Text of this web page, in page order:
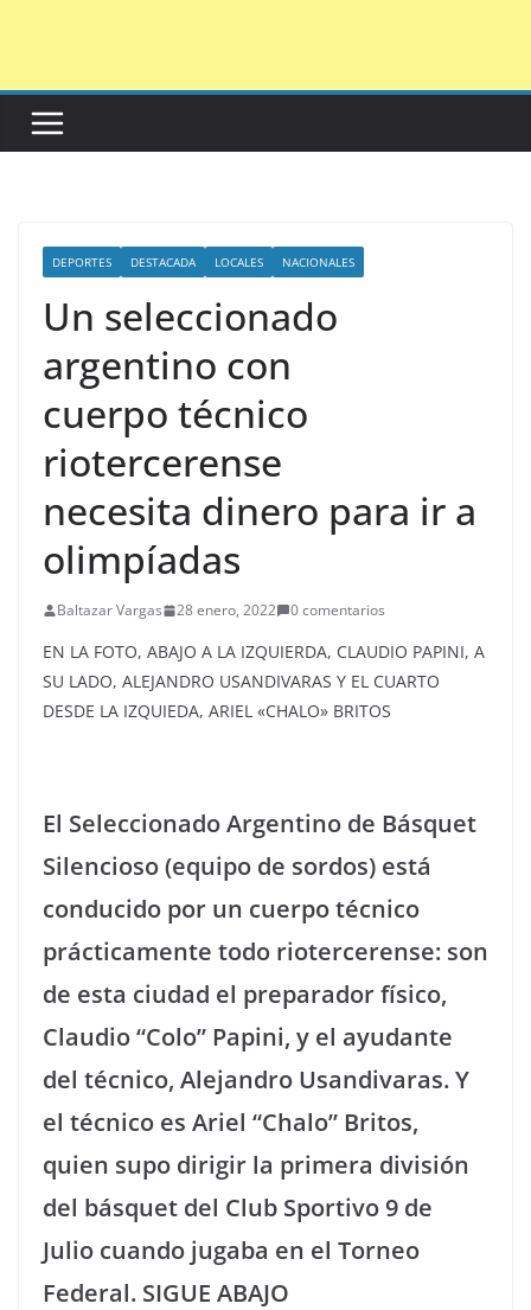
DEPORTES DESTACADA LOCALES NACIONALES
Un seleccionado
argentino con
cuerpo técnico
riotercerense
necesita dinero para ir a
olimpíadas
Baltazar Vargas 28 enero, 2022 0 comentarios
EN LA FOTO, ABAJO A LA IZQUIERDA, CLAUDIO PAPINI, A
SU LADO, ALEJANDRO USANDIVARAS Y EL CUARTO
DESDE LA IZQUIEDA, ARIEL «CHALO» BRITOS
El Seleccionado Argentino de Básquet
Silencioso (equipo de sordos) está
conducido por un cuerpo técnico
prácticamente todo riotercerense: son
de esta ciudad el preparador físico,
Claudio “Colo” Papini, y el ayudante
del técnico, Alejandro Usandivaras. Y
el técnico es Ariel “Chalo” Britos,
quien supo dirigir la primera división
del básquet del Club Sportivo 9 de
Julio cuando jugaba en el Torneo
Federal. SIGUE ABAJO